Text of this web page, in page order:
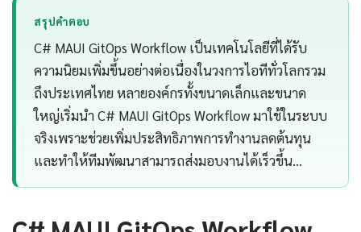
สรุปคำตอบ
C# MAUI GitOps Workflow เป็นเทคโนโลยีที่ได้รับ
ความนิยมเพิ่มขึ้นอย่างต่อเนื่องในวงการไอทีทั่วโลกรวม
ถึงประเทศไทย หลายองค์กรทั้งขนาดเล็กและขนาด
ใหญ่เริ่มนำ C# MAUI GitOps Workflow มาใช้ในระบบ
จริงเพราะช่วยเพิ่มประสิทธิภาพการทำงานลดต้นทุน
และทำให้ทีมพัฒนาสามารถส่งมอบงานได้เร็วขึ้น…